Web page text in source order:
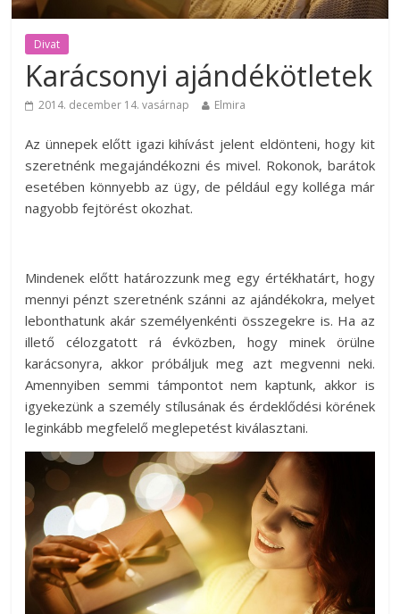
Divat
Karácsonyi ajándékötletek
2014. december 14. vasárnap Elmira
Az ünnepek előtt igazi kihívást jelent eldönteni, hogy kit
szeretnénk megajándékozni és mivel. Rokonok, barátok
esetében könnyebb az ügy, de például egy kolléga már
nagyobb fejtörést okozhat.
Mindenek előtt határozzunk meg egy értékhatárt, hogy
mennyi pénzt szeretnénk szánni az ajándékokra, melyet
lebonthatunk akár személyenkénti összegekre is. Ha az
illető célozgatott rá évközben, hogy minek örülne
karácsonyra, akkor próbáljuk meg azt megvenni neki.
Amennyiben semmi támpontot nem kaptunk, akkor is
igyekezünk a személy stílusának és érdeklődési körének
leginkább megfelelő meglepetést kiválasztani.